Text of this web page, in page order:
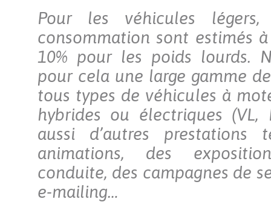
Pour les véhicules
consommation sont estimés
10% pour les poids lourds.
pour cela une large gamme
tous types de véhicules à
hybrides ou électriques (VL,
aussi d’autres prestations
animations, des
conduite, des campagnes de
e-mailing…